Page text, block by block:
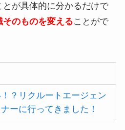
が具体的に分かるだけで
のものを変えることがで
？リクルートエージェン
ーに行ってきました！